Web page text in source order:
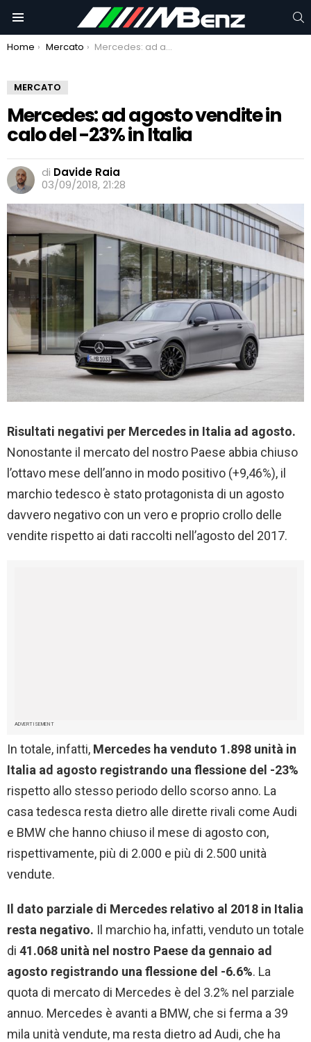
You are here:
Home Mercato Mercedes: ad agosto vendite in calo del -23% in Italia
MERCATO
Mercedes: ad agosto vendite in
calo del -23% in Italia
di Davide Raia
03/09/2018, 21:28
Risultati negativi per Mercedes in Italia ad agosto.
Nonostante il mercato del nostro Paese abbia chiuso
l’ottavo mese dell’anno in modo positivo (+9,46%), il
marchio tedesco è stato protagonista di un agosto
davvero negativo con un vero e proprio crollo delle
vendite rispetto ai dati raccolti nell’agosto del 2017.
ADVERTISEMENT
In totale, infatti, Mercedes ha venduto 1.898 unità in
Italia ad agosto registrando una flessione del -23%
rispetto allo stesso periodo dello scorso anno. La
casa tedesca resta dietro alle dirette rivali come Audi
e BMW che hanno chiuso il mese di agosto con,
rispettivamente, più di 2.000 e più di 2.500 unità
vendute.
Il dato parziale di Mercedes relativo al 2018 in Italia
resta negativo. Il marchio ha, infatti, venduto un totale
di 41.068 unità nel nostro Paese da gennaio ad
agosto registrando una flessione del -6.6%. La
quota di mercato di Mercedes è del 3.2% nel parziale
annuo. Mercedes è avanti a BMW, che si ferma a 39
mila unità vendute, ma resta dietro ad Audi, che ha